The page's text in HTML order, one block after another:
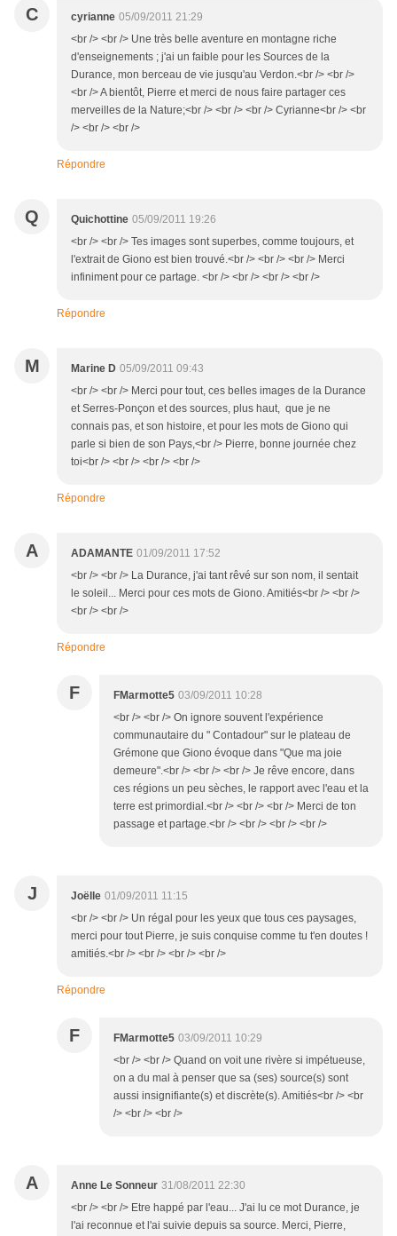
C cyrianne 05/09/2011 21:29
<br /> <br /> Une très belle aventure en montagne riche
d'enseignements ; j'ai un faible pour les Sources de la
Durance, mon berceau de vie jusqu'au Verdon.<br /> <br />
<br /> A bientôt, Pierre et merci de nous faire partager ces
merveilles de la Nature;<br /> <br /> <br /> Cyrianne<br /> <br
/> <br /> <br />
Répondre
Q Quichottine 05/09/2011 19:26
<br /> <br /> Tes images sont superbes, comme toujours, et
l'extrait de Giono est bien trouvé.<br /> <br /> <br /> Merci
infiniment pour ce partage. <br /> <br /> <br /> <br />
Répondre
M Marine D 05/09/2011 09:43
<br /> <br /> Merci pour tout, ces belles images de la Durance
et Serres-Ponçon et des sources, plus haut, que je ne
connais pas, et son histoire, et pour les mots de Giono qui
parle si bien de son Pays,<br /> Pierre, bonne journée chez
toi<br /> <br /> <br /> <br />
Répondre
A ADAMANTE 01/09/2011 17:52
<br /> <br /> La Durance, j'ai tant rêvé sur son nom, il sentait
le soleil... Merci pour ces mots de Giono. Amitiés<br /> <br />
<br /> <br />
Répondre
F FMarmotte5 03/09/2011 10:28
<br /> <br /> On ignore souvent l'expérience
communautaire du " Contadour" sur le plateau de
Grémone que Giono évoque dans "Que ma joie
demeure".<br /> <br /> <br /> Je rêve encore, dans
ces régions un peu sèches, le rapport avec l'eau et la
terre est primordial.<br /> <br /> <br /> Merci de ton
passage et partage.<br /> <br /> <br /> <br />
J Joëlle 01/09/2011 11:15
<br /> <br /> Un régal pour les yeux que tous ces paysages,
merci pour tout Pierre, je suis conquise comme tu t'en doutes !
amitiés.<br /> <br /> <br /> <br />
Répondre
F FMarmotte5 03/09/2011 10:29
<br /> <br /> Quand on voit une rivère si impétueuse,
on a du mal à penser que sa (ses) source(s) sont
aussi insignifiante(s) et discrète(s). Amitiés<br /> <br
/> <br /> <br />
A Anne Le Sonneur 31/08/2011 22:30
<br /> <br /> Etre happé par l'eau... J'ai lu ce mot Durance, je
l'ai reconnue et l'ai suivie depuis sa source. Merci, Pierre,